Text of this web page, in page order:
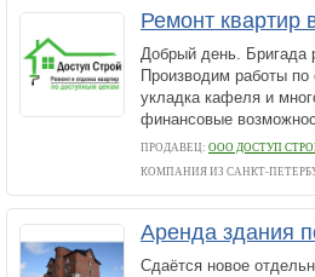
Ремонт квартир
Добрый день. Бригада
Производим работы по
укладка кафеля и
финансовые
ПРОДАВЕЦ: ООО ДОСТУП
КОМПАНИЯ ИЗ САНКТ-
Аренда здания
Сдаётся новое